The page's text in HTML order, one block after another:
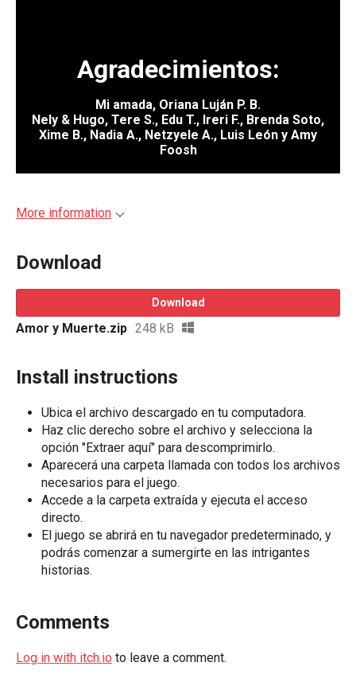
Agradecimientos:
Mi amada, Oriana Luján P. B.
Nely & Hugo, Tere S., Edu T., Ireri F., Brenda Soto,
Xime B., Nadia A., Netzyele A., Luis León y Amy
Foosh
More information
Download
Download
Amor y Muerte.zip 248 kB
Install instructions
Ubica el archivo descargado en tu computadora.
Haz clic derecho sobre el archivo y selecciona la
opción "Extraer aquí" para descomprimirlo.
Aparecerá una carpeta llamada con todos los archivos
necesarios para el juego.
Accede a la carpeta extraída y ejecuta el acceso
directo.
El juego se abrirá en tu navegador predeterminado, y
podrás comenzar a sumergirte en las intrigantes
historias.
Comments
Log in with itch.io to leave a comment.